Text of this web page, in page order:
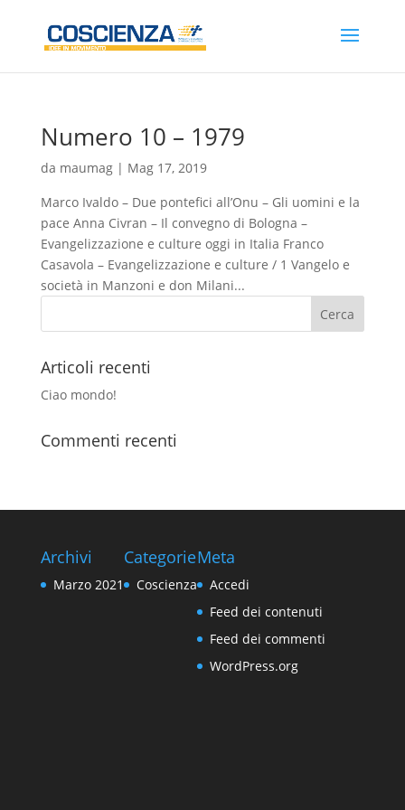
Numero 10 – 1979
da maumag| Mag 17, 2019
Marco Ivaldo – Due pontefici all’Onu – Gli uomini e la
pace Anna Civran – Il convegno di Bologna –
Evangelizzazione e culture oggi in Italia Franco
Casavola – Evangelizzazione e culture / 1 Vangelo e
società in Manzoni e don Milani...
Articoli recenti
Ciao mondo!
Commenti recenti
Archivi
Marzo 2021
Categorie
Coscienza
Meta
Accedi
Feed dei contenuti
Feed dei commenti
WordPress.org